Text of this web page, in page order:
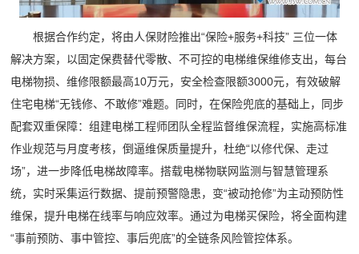
根据合作约定，将由人保财险推出“保险+服务+科技” 三位一体
解决方案，以固定保费替代零散、不可控的电梯维保维修支出，每台
电梯物损、维修限额最高10万元，安全检查限额3000元，有效破解
住宅电梯“无钱修、不敢修”难题。同时，在保险兜底的基础上，同步
配套双重保障：组建电梯工程师团队全程监督维保流程，实施高标准
作业规范与月度考核，倒逼维保质量提升，杜绝“以修代保、走过
场”，进一步降低电梯故障率。搭载电梯物联网监测与智慧管理系
统，实时采集运行数据、提前预警隐患，变“被动抢修”为主动预防性
维保，提升电梯在线率与响应效率。通过为电梯买保险，将全面构建
“事前预防、事中管控、事后兜底”的全链条风险管控体系。